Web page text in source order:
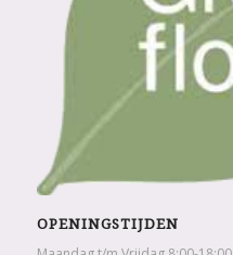
OPENINGSTIJDEN